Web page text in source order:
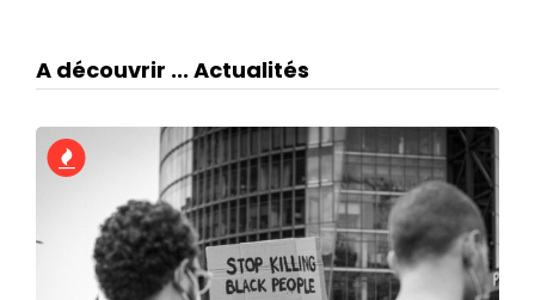
A découvrir ... Actualités